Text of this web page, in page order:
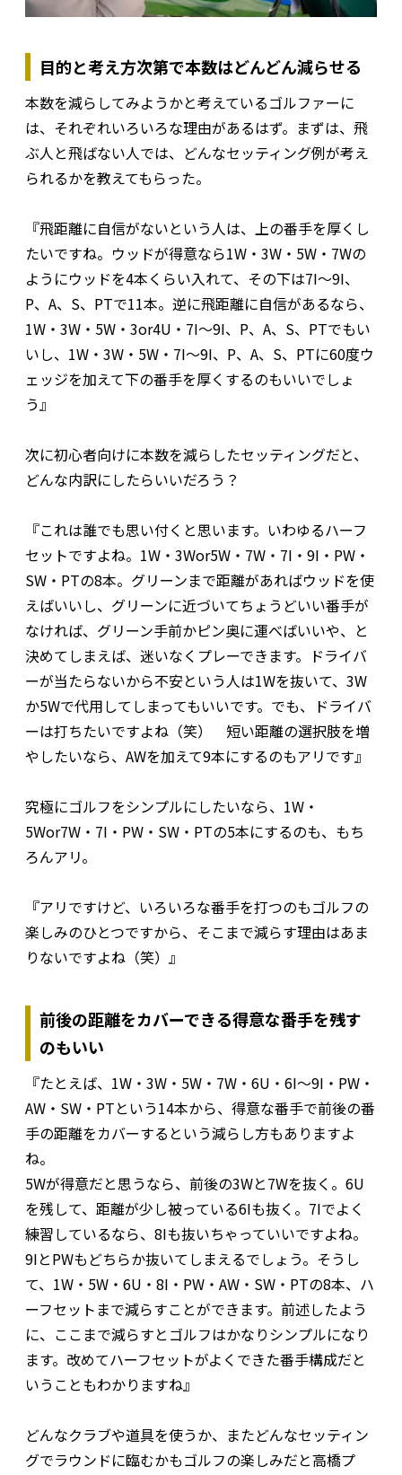
目的と考え方次第で本数はどんどん減らせる
本数を減らしてみようかと考えているゴルファーに
は、それぞれいろいろな理由があるはず。まずは、飛
ぶ人と飛ばない人では、どんなセッティング例が考え
られるかを教えてもらった。
『飛距離に自信がないという人は、上の番手を厚くし
たいですね。ウッドが得意なら1W・3W・5W・7Wの
ようにウッドを4本くらい入れて、その下は7I〜9I、
P、A、S、PTで11本。逆に飛距離に自信があるなら、
1W・3W・5W・3or4U・7I〜9I、P、A、S、PTでもい
いし、1W・3W・5W・7I〜9I、P、A、S、PTに60度ウ
ェッジを加えて下の番手を厚くするのもいいでしょ
う』
次に初心者向けに本数を減らしたセッティングだと、
どんな内訳にしたらいいだろう？
『これは誰でも思い付くと思います。いわゆるハーフ
セットですよね。1W・3Wor5W・7W・7I・9I・PW・
SW・PTの8本。グリーンまで距離があればウッドを使
えばいいし、グリーンに近づいてちょうどいい番手が
なければ、グリーン手前かピン奥に運べばいいや、と
決めてしまえば、迷いなくプレーできます。ドライバ
ーが当たらないから不安という人は1Wを抜いて、3W
か5Wで代用してしまってもいいです。でも、ドライバ
ーは打ちたいですよね（笑） 短い距離の選択肢を増
やしたいなら、AWを加えて9本にするのもアリです』
究極にゴルフをシンプルにしたいなら、1W・
5Wor7W・7I・PW・SW・PTの5本にするのも、もち
ろんアリ。
『アリですけど、いろいろな番手を打つのもゴルフの
楽しみのひとつですから、そこまで減らす理由はあま
りないですよね（笑）』
前後の距離をカバーできる得意な番手を残す
のもいい
『たとえば、1W・3W・5W・7W・6U・6I〜9I・PW・
AW・SW・PTという14本から、得意な番手で前後の番
手の距離をカバーするという減らし方もありますよ
ね。
5Wが得意だと思うなら、前後の3Wと7Wを抜く。6U
を残して、距離が少し被っている6Iも抜く。7Iでよく
練習しているなら、8Iも抜いちゃっていいですよね。
9IとPWもどちらか抜いてしまえるでしょう。そうし
て、1W・5W・6U・8I・PW・AW・SW・PTの8本、ハ
ーフセットまで減らすことができます。前述したよう
に、ここまで減らすとゴルフはかなりシンプルになり
ます。改めてハーフセットがよくできた番手構成だと
いうこともわかりますね』
どんなクラブや道具を使うか、またどんなセッティン
グでラウンドに臨むかもゴルフの楽しみだと高橋プ